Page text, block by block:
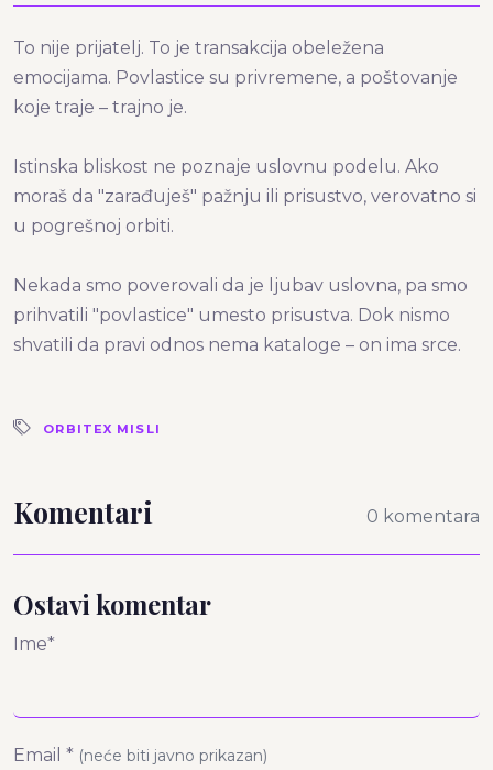
To nije prijatelj. To je transakcija obeležena
emocijama. Povlastice su privremene, a poštovanje
koje traje – trajno je.
Istinska bliskost ne poznaje uslovnu podelu. Ako
moraš da "zarađuješ" pažnju ili prisustvo, verovatno si
u pogrešnoj orbiti.
Nekada smo poverovali da je ljubav uslovna, pa smo
prihvatili "povlastice" umesto prisustva. Dok nismo
shvatili da pravi odnos nema kataloge – on ima srce.
ORBITEX MISLI
Komentari 0 komentara
Ostavi komentar
Ime*
Email * (neće biti javno prikazan)